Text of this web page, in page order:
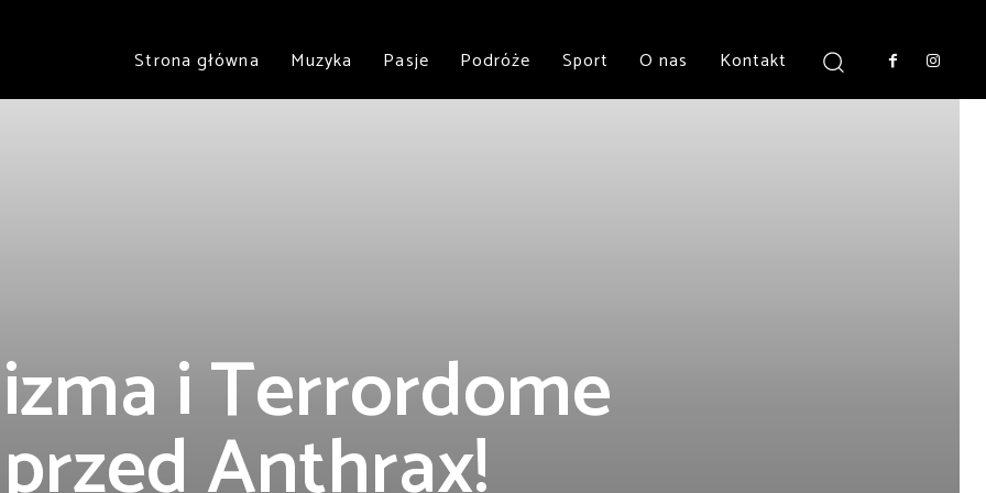
Strona główna Muzyka Pasje Podróże Sport O nas Kontakt
i Terrordome